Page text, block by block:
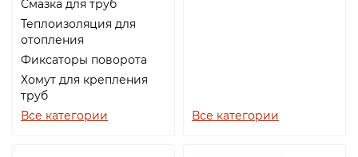
Смазка для труб
Теплоизоляция для
отопления
Фиксаторы поворота
Хомут для крепления
труб
Все категории
Все категории